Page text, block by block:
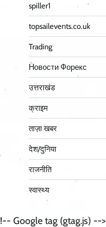
spiller1
topsailevents.co.uk
Trading
Новости Форекс
उत्तराखंड
क्राइम
ताज़ा खबर
देश/दुनिया
राजनीति
स्वास्थ्य
!-- Google tag (gtag.js) -->